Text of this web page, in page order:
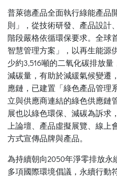
普萊德產品全面執行綠能產品
則」，從技術研發、產品設計
階段嚴格依循環保要求。全球
智慧管理方案」，以再生能源
少約3,516噸的二氧化碳排放
減碳量，有助於減緩氣候變遷
應鏈，已建置「綠色產品管理
立與供應商連結的綠色供應鏈
展也以綠色環保、減碳為訴求
上論壇、產品虛擬展覽、線
方式宣傳品牌與產品。
為持續朝向2050年淨零排放
多項國際環境倡議，永續行動